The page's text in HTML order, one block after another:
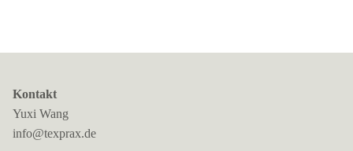
Kontakt
Yuxi Wang
info@texprax.de